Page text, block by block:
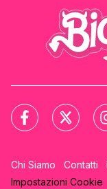
Chi Siamo Contatti
Impostazioni Cookie